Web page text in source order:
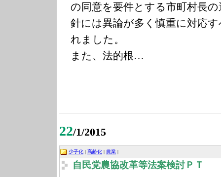
の同意を要件とする市町村長
針には異論が多く慎重に対応
れました。
また、法的根…
22/1/2015
少子化 | 高齢化 | 農業 |
自民党農協改革等法案検討ＰＴ